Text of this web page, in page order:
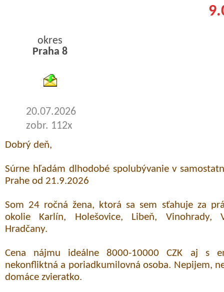
okres
Praha 8
20.07.2026
zobr. 112x
Dobrý deň,
Súrne hľadám dlhodobé spolubývanie v
Prahe od 21.9.2026
Som 24 ročná žena, ktorá sa sem sťahuje za
okolie Karlín, Holešovice, Libeň, Vinohrady,
Hradčany.
Cena nájmu ideálne 8000-10000 CZK aj s
nekonfliktná a poriadkumilovná osoba. Nepijem,
domáce zvieratko.